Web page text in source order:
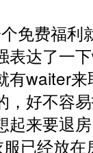
免费福利
表达了一
有waiter
，好不容
起来要退
已经放